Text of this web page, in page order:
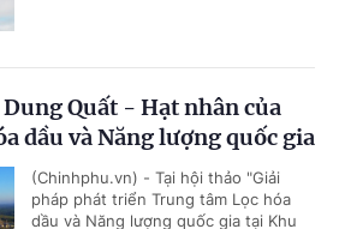
Quất - Hạt nhân của
dầu và Năng lượng quốc gia
(Chinhphu.vn) - Tại hội thảo "Giải
pháp phát triển Trung tâm Lọc hóa
dầu và Năng lượng quốc gia tại Khu